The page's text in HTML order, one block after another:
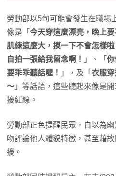
勞動部以5句可能會發生在職場
像是「 今天穿這麼漂亮，晚上
肌練這麼大，摸一下不會怎樣啦
自拍一張給我留念啊！ 」、「 你
要乖乖聽話喔！ 」，及「 衣服
～ 」等話語，這些聽起來像是
擾紅線。
勞動部正色提醒民眾，自以為
吻評論他人體貌特徵，甚至藉
擾。